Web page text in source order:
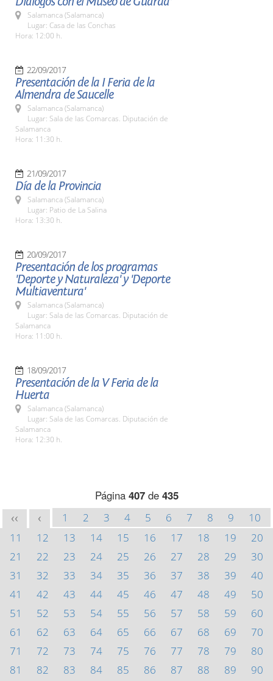
Salamanca (Salamanca)
Lugar: Casa de las Conchas
Hora: 12:00 h.
22/09/2017
Presentación de la I Feria de la
Almendra de Saucelle
Salamanca (Salamanca)
Lugar: Sala de las Comarcas. Diputación de
Salamanca
Hora: 11:30 h.
21/09/2017
Día de la Provincia
Salamanca (Salamanca)
Lugar: Patio de La Salina
Hora: 13:30 h.
20/09/2017
Presentación de los programas
'Deporte y Naturaleza' y 'Deporte
Multiaventura'
Salamanca (Salamanca)
Lugar: Sala de las Comarcas. Diputación de
Salamanca
Hora: 11:00 h.
18/09/2017
Presentación de la V Feria de la
Huerta
Salamanca (Salamanca)
Lugar: Sala de las Comarcas. Diputación de
Salamanca
Hora: 12:30 h.
Página 407de 435
<< < 1 2 3 4 5 6 7 8 9
10
11
12 13 14 15 16 17 18 19
20
21
22 23 24 25 26 27 28 29
30
31
32 33 34 35 36 37 38 39
40
41
42 43 44 45 46 47 48 49
50
51
52 53 54 55 56 57 58 59
60
61
62 63 64 65 66 67 68 69
70
71
72 73 74 75 76 77 78 79
80
81
82 83 84 85 86 87 88 89
90